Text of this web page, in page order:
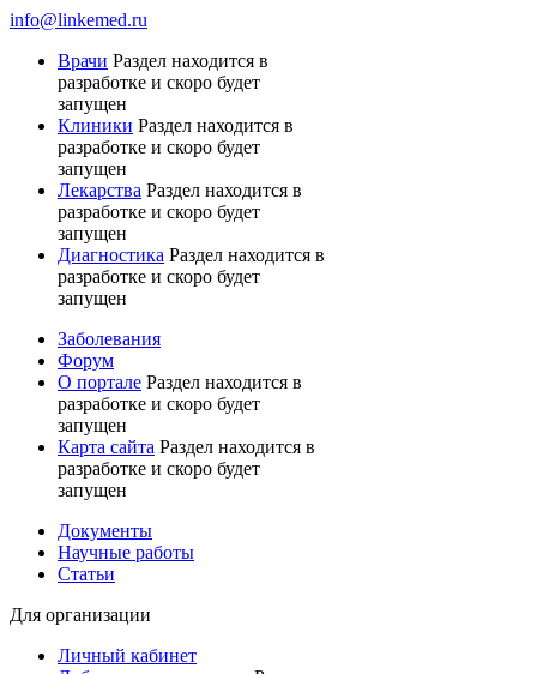
info@linkemed.ru
Врачи Раздел находится в
разработке и скоро будет
запущен
Клиники Раздел находится в
разработке и скоро будет
запущен
Лекарства Раздел находится в
разработке и скоро будет
запущен
Диагностика Раздел находится в
разработке и скоро будет
запущен
Заболевания
Форум
О портале Раздел находится в
разработке и скоро будет
запущен
Карта сайта Раздел находится в
разработке и скоро будет
запущен
Документы
Научные работы
Статьи
Для организации
Личный кабинет